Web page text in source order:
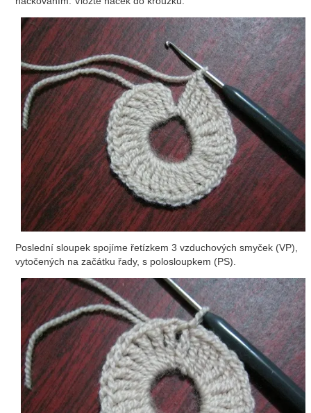
Poslední sloupek spojíme řetízkem 3 vzduchových smyček (VP),
vytočených na začátku řady, s polosloupkem (PS).